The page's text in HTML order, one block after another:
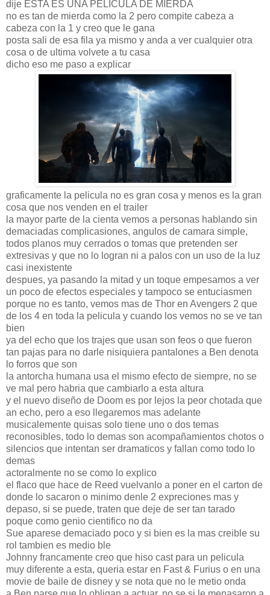
dije ESTA ES UNA PELICULA DE MIERDA
no es tan de mierda como la 2 pero compite cabeza a
cabeza con la 1 y creo que le gana
posta sali de esa fila ya mismo y anda a ver cualquier otra
cosa o de ultima volvete a tu casa
dicho eso me paso a explicar
graficamente la pelicula no es gran cosa y menos es la gran
cosa que nos venden en el trailer
la mayor parte de la cienta vemos a personas hablando sin
demaciadas complicasiones, angulos de camara simple,
todos planos muy cerrados o tomas que pretenden ser
extresivas y que no lo logran ni a palos con un uso de la luz
casi inexistente
despues, ya pasando la mitad y un toque empesamos a ver
un poco de efectos especiales y tampoco se entuciasmen
porque no es tanto, vemos mas de Thor en Avengers 2 que
de los 4 en toda la pelicula y cuando los vemos no se ve tan
bien
ya del echo que los trajes que usan son feos o que fueron
tan pajas para no darle nisiquiera pantalones a Ben denota
lo forros que son
la antorcha humana usa el mismo efecto de siempre, no se
ve mal pero habria que cambiarlo a esta altura
y el nuevo diseño de Doom es por lejos la peor chotada que
an echo, pero a eso llegaremos mas adelante
musicalemente quisas solo tiene uno o dos temas
reconosibles, todo lo demas son acompañamientos chotos o
silencios que intentan ser dramaticos y fallan como todo lo
demas
actoralmente no se como lo explico
el flaco que hace de Reed vuelvanlo a poner en el carton de
donde lo sacaron o minimo denle 2 expreciones mas y
depaso, si se puede, traten que deje de ser tan tarado
poque como genio cientifico no da
Sue aparese demaciado poco y si bien es la mas creible su
rol tambien es medio ble
Johnny francamente creo que hiso cast para un pelicula
muy diferente a esta, queria estar en Fast & Furius o en una
movie de baile de disney y se nota que no le metio onda